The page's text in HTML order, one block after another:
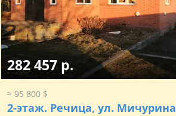
282 457 р.
≈ 95 800 $
2-этаж. Речица, ул. Мичурина